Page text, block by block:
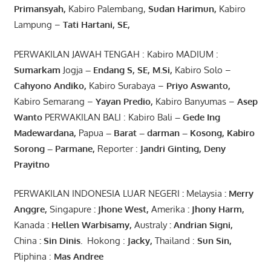
Primansyah, Kabiro Palembang, Sudan Harimun, Kabiro
Lampung – Tati Hartani, SE,
PERWAKILAN JAWAH TENGAH : Kabiro MADIUM :
Sumarkam Jogja – EndangS, SE, M.Si, Kabiro Solo –
Cahyono Andiko, Kabiro Surabaya – Priyo Aswanto,
Kabiro Semarang – Yayan Predio, Kabiro Banyumas – Asep
WantoPERWAKILAN BALI : Kabiro Bali – Gede Ing
Madewardana, Papua – Barat – darman– Kosong, Kabiro
Sorong– Parmane, Reporter : Jandri Ginting, Deny
Prayitno
PERWAKILAN INDONESIA LUAR NEGERI : Melaysia : Merry
Anggre, Singapure: JhoneWest, Amerika : JhonyHarm,
Kanada : Hellen Warbisamy, Australy: Andrian Signi,
China : Sin Dinis. Hokong : Jacky, Thailand : Sun Sin,
Pliphina : Mas Andree